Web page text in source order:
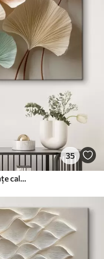
35
Frunze de ginkgo stilizate în nuanțe calme